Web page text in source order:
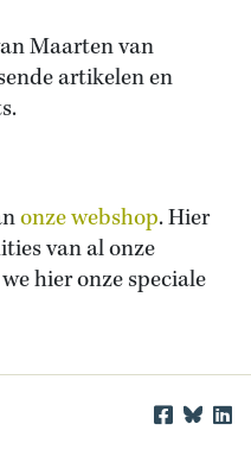
Maarten van
artikelen en
onze webshop. Hier
van al onze
hier onze speciale